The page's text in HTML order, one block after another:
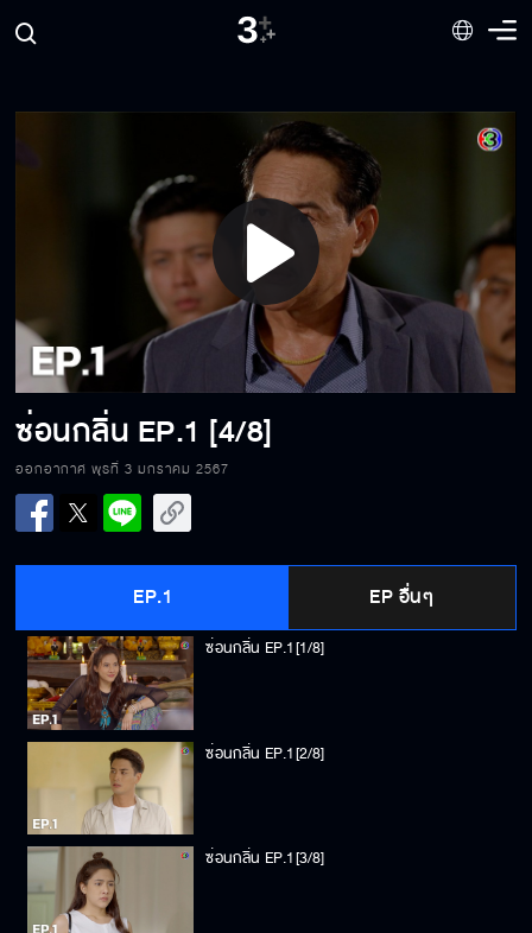
Play
Video
ซ่อนกลิ่น EP.1 [4/8]
ออกอากาศ พุธที่ 3 มกราคม 2567
EP.1 EP อื่นๆ
ซ่อนกลิ่น EP.1[1/8]
ซ่อนกลิ่น EP.1[2/8]
ซ่อนกลิ่น EP.1[3/8]